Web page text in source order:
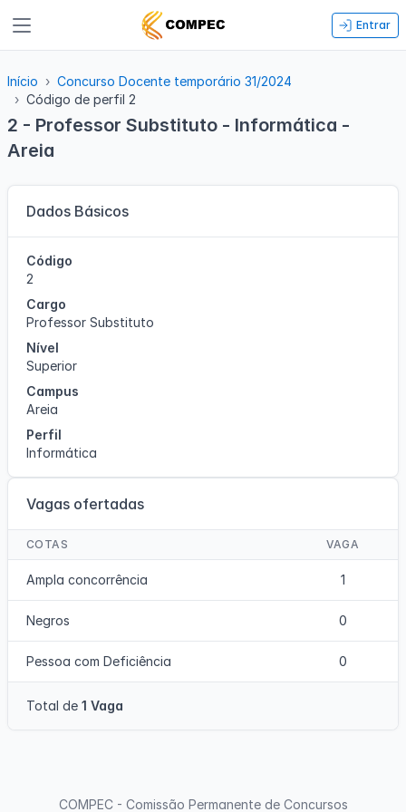
Entrar
Início
Concurso Docente temporário 31/2024
Código de perfil 2
2 - Professor Substituto - Informática -
Areia
Dados Básicos
Código
2
Cargo
Professor Substituto
Nível
Superior
Campus
Areia
Perfil
Informática
Vagas ofertadas
COTAS VAGA
Ampla concorrência 1
Negros 0
Pessoa com Deficiência 0
Total de 1 Vaga
COMPEC - Comissão Permanente de Concursos